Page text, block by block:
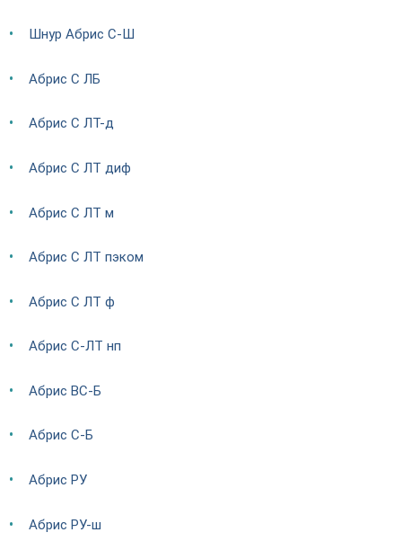
Шнур Абрис С-Ш
Абрис С ЛБ
Абрис С ЛТ-д
Абрис С ЛТ диф
Абрис С ЛТ м
Абрис С ЛТ пэком
Абрис С ЛТ ф
Абрис С-ЛТ нп
Абрис ВС-Б
Абрис С-Б
Абрис РУ
Абрис РУ-ш